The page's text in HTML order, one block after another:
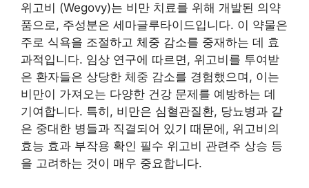
위고비 (Wegovy)는 비만 치료를 위해 개발된 의약
품으로, 주성분은 세마글루타이드입니다. 이 약물은
주로 식욕을 조절하고 체중 감소를 중재하는 데 효
과적입니다. 임상 연구에 따르면, 위고비를 투여받
은 환자들은 상당한 체중 감소를 경험했으며, 이는
비만이 가져오는 다양한 건강 문제를 예방하는 데
기여합니다. 특히, 비만은 심혈관질환, 당뇨병과 같
은 중대한 병들과 직결되어 있기 때문에, 위고비의
효능 효과 부작용 확인 필수 위고비 관련주 상승 등
을 고려하는 것이 매우 중요합니다.